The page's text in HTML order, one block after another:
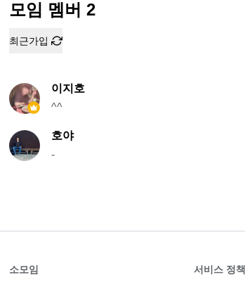
모임 멤버 2
최근가입
이지호
^^
호야
-
소모임 서비스 정책